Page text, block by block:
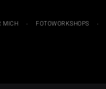
MICH FOTOWORKSHOPS